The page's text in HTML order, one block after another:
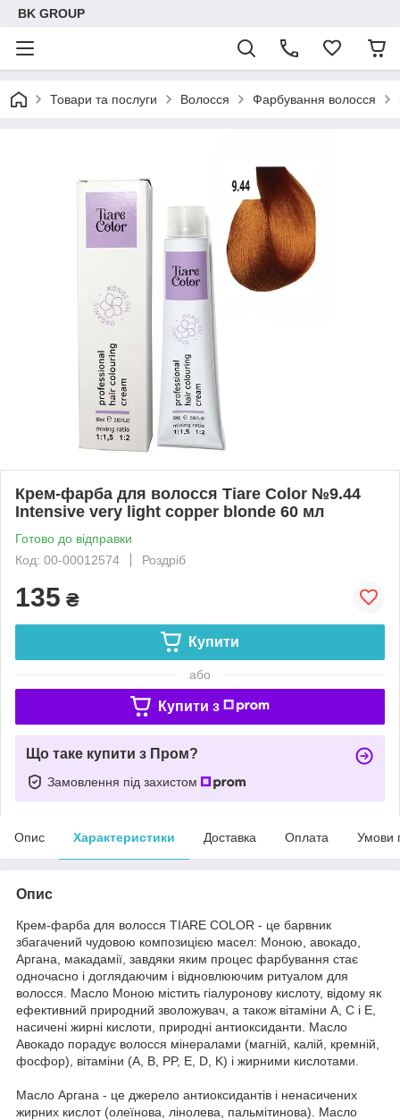
BK GROUP
Товари та послуги Волосся Фарбування волосся
Крем-фарба для волосся Tiare Color №9.44
Intensive very light copper blonde 60 мл
Готово до відправки
Код: 00-00012574
Роздріб
135 ₴
Купити
або
Купити з
Що таке купити з Пром?
Замовлення під захистом
Опис Характеристики Доставка Оплата Умови
Опис
Крем-фарба для волосся TIARE COLOR - це барвник
збагачений чудовою композицією масел: Моною, авокадо,
Аргана, макадамії, завдяки яким процес фарбування стає
одночасно і доглядаючим і відновлюючим ритуалом для
волосся. Масло Моною містить гіалуронову кислоту, відому як
ефективний природний зволожувач, а також вітаміни А, С і Е,
насичені жирні кислоти, природні антиоксиданти. Масло
Авокадо порадує волосся мінералами (магній, калій, кремній,
фосфор), вітаміни (A, B, PP, E, D, K) і жирними кислотами.
Масло Аргана - це джерело антиоксидантів і ненасичених
жирних кислот (олеїнова, лінолева, пальмітинова). Масло